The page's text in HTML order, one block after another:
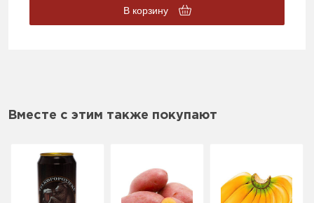
В корзину
Вместе с этим также покупают